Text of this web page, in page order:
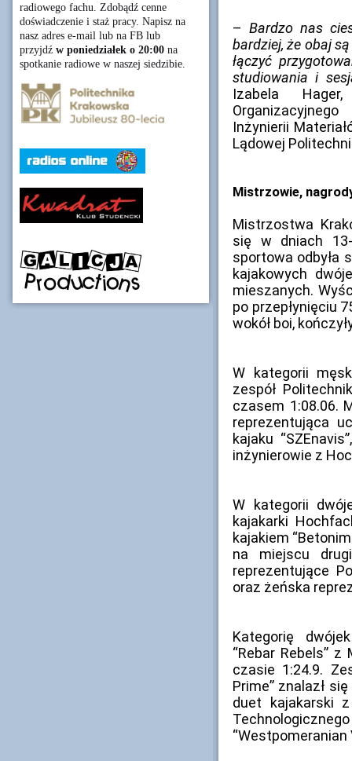
radiowego fachu. Zdobądź cenne
doświadczenie i staż pracy. Napisz na
nasz adres e-mail lub na FB lub
przyjdź w poniedziałek o 20:00 na
spotkanie radiowe w naszej siedzibie.
– Bardzo nas
bardziej, że obaj
łączyć
studiowania i
Izabela
Inżynierii
Lądowej
Mistrzowie,
Mistrzostwa
się w dniach
sportowa odbyła
kajakowych
mieszanych.
po przepłynięciu
wokół boi,
W kategorii
zespół
czasem 1:08.06.
reprezentująca
kajaku
inżynierowie z
W kategorii
kajakarki
kajakiem
na miejscu
reprezentujące
oraz żeńska
Kategorię
“Rebar Rebels”
czasie 1:24.9.
Prime” znalazł
duet kajakarski z
“Westpomeranian